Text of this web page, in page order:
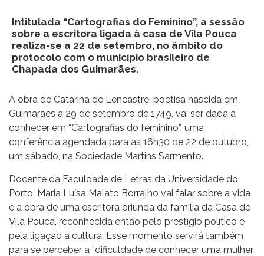
Intitulada “Cartografias do Feminino”, a sessão
sobre a escritora ligada à casa de Vila Pouca
realiza-se a 22 de setembro, no âmbito do
protocolo com o município brasileiro de
Chapada dos Guimarães.
A obra de Catarina de Lencastre, poetisa nascida em
Guimarães a 29 de setembro de 1749, vai ser dada a
conhecer em “Cartografias do feminino”, uma
conferência agendada para as 16h30 de 22 de outubro,
um sábado, na Sociedade Martins Sarmento.
Docente da Faculdade de Letras da Universidade do
Porto, Maria Luísa Malato Borralho vai falar sobre a vida
e a obra de uma escritora oriunda da família da Casa de
Vila Pouca, reconhecida então pelo prestígio político e
pela ligação à cultura. Esse momento servirá também
para se perceber a “dificuldade de conhecer uma mulher